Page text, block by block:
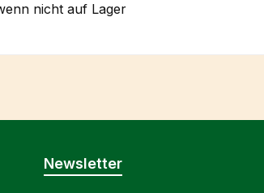
nicht auf Lager
Newsletter